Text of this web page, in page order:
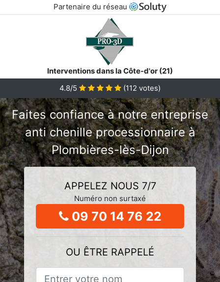
Partenaire du réseau
Interventions dans la Côte-d'or (21)
4.8/5
(112 votes)
Faites confiance à notre entreprise
anti chenille processionnaire à
Plombières-lès-Dijon
APPELEZ NOUS 7/7
Numéro non surtaxé
09 70 14 76 22
OU ÊTRE RAPPELÉ